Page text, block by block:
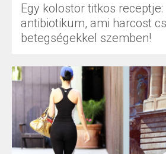
Egy kolostor titkos
antibiotikum, ami harcost
betegségekkel szemben!